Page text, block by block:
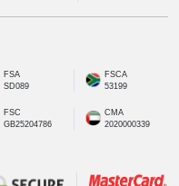
FSA
SD089
FSCA
53199
FSC
GB25204786
CMA
2020000339